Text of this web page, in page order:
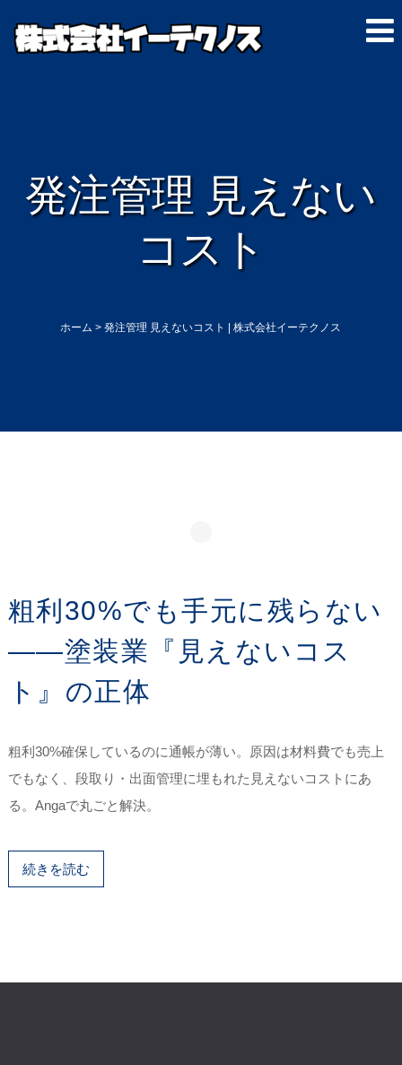
発注管理 見えない
コスト
ホーム >発注管理 見えないコスト | 株式会社イーテクノス
粗利30%でも手元に残らない
——塗装業『見えないコス
ト』の正体
粗利30%確保しているのに通帳が薄い。原因は材料費でも売上
でもなく、段取り・出面管理に埋もれた見えないコストにあ
る。Angaで丸ごと解決。
続きを読む